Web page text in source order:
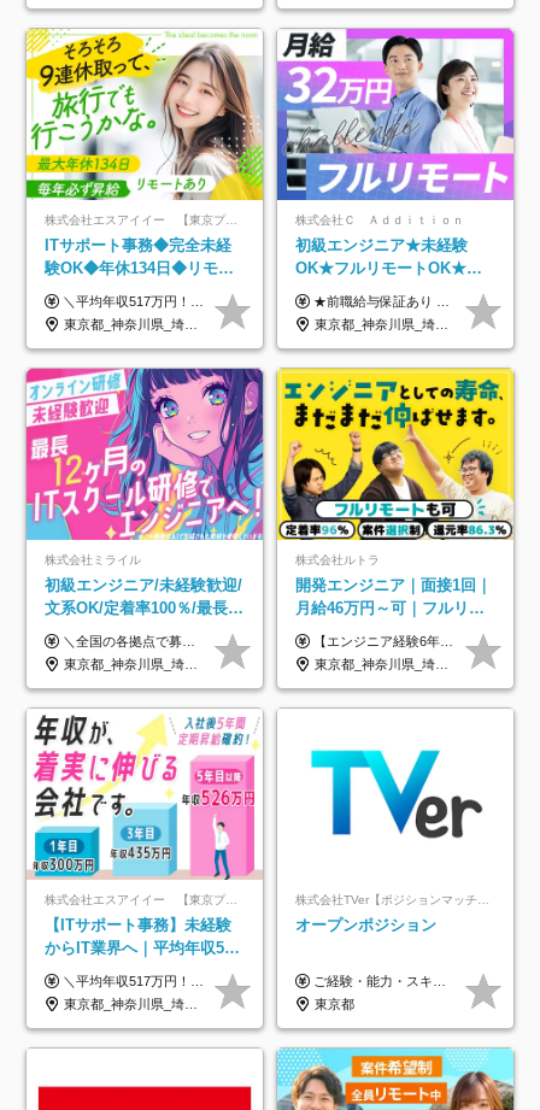
株式会社エスアイイー 【東京プロマーケット上場】
ITサポート事務◆完全未経
験OK◆年休134日◆リモー
トOK◆残業月7h以下◆賞与
年3回◆5年目まで必ず昇給
＼平均年収517万円！入社5年目まで毎年必ず昇給／ ■賞与年3回 ■年収800万円以上も可 ■入社3年以上の平均年収469.2万円 月給23万2000円以上＋賞与年3回＋各種手当 ☆入社5年目まで最大1万5000円の定期昇給を確約 ┃各種手当充実 ・規定の資格を取得すれば、2000円～5万円を毎月支給（2万4000円～60万円／年） ・研修中に取得した取得率95％の資格でも研修後の給料UP ※月給は年齢・経験・能力を考慮して、優遇いたします ※上記月給金額は固定残業代（20時間/3万1300円円以上）を含み、超過分は別途支給いたします ※試用期間（6ヶ月）は月給に変動はありますが、その他待遇に差異はありません ├入社後1ヶ月～3ヶ月間は、月給20万1900円となります └上記金額は固定残業代（10時間／1万6000円）を含み、超過分は別途支給いたします
東京都_神奈川県_埼玉県_千葉県_大阪府_愛知県_北海道_青森県_岩手県_宮城県_秋田県_山形県_福島県_茨城県_栃木県_群馬県_新潟県_山梨県_長野県_富山県_石川県_福井県_静岡県_岐阜県_三重県_兵庫県_京都府_滋賀県_奈良県_和歌山県_広島県_岡山県_鳥取県_島根県_山口県_徳島県_香川県_愛媛県_高知県_福岡県_熊本県_佐賀県_長崎県_大分県_宮崎県_鹿児島県_沖縄県
株式会社Ｃ Ａｄｄｉｔｉｏｎ
初級エンジニア★未経験
OK★フルリモートOK★月
給32万円～★残業月10h＆
年休120日以上★副業可
★前職給与保証あり ★月給32万円以上＋インセンティブあり 月給32万円以上＋インセンティブ＋各種手当 ※上記には固定残業代（月30時間・44,400円～）を含みます ※超過分は別途支給します ※試用期間はございません ★＼成果＝あなたの収入／★ 【1】案件単価ー8万円＝あなたの給与 参画したプロジェクトの案件単価から 一律8万円引いた金額があなたの給与です！ （月給例） ■1人称での構築・小規模な詳細設計 案件単価55万円ー8万円＝月給47万円（還元率85.5%） ■大型案件の設計・構築やプロジェクト管理 案件単価90万円ー8万円＝月給82万円（還元率91.1%） ‥‥‥‥‥‥‥‥‥‥‥‥‥‥‥‥‥‥ 【2】月給の他にも豊富なインセンティブあり 全員が月3～13万円のインセンティブをゲットしています！ ≪インセンティブ制度≫ 稼働している現場で増員・交代が発生し、 当社の人員を配属が決定した際に支給。 ◇C Addition正社員が参画 ：実粗利の10%／毎月 ◇協力会社所属の社員が参画：実粗利の30%／毎月 ≪リファラル制度≫ あなたの知り合いが当社のメンバーになった際に、 毎月1人あたり2万円支給します◎ ‥‥‥‥‥‥‥‥‥‥‥‥‥‥‥‥‥‥
東京都_神奈川県_埼玉県_千葉県_大阪府_愛知県_北海道_青森県_岩手県_宮城県_秋田県_山形県_福島県_茨城県_栃木県_群馬県_新潟県_山梨県_長野県_富山県_石川県_福井県_静岡県_岐阜県_三重県_兵庫県_京都府_滋賀県_奈良県_和歌山県_広島県_岡山県_鳥取県_島根県_山口県_徳島県_香川県_愛媛県_高知県_福岡県_熊本県_佐賀県_長崎県_大分県_宮崎県_鹿児島県_沖縄県
株式会社ミライル
初級エンジニア/未経験歓迎/
文系OK/定着率100％/最長1
年の自社ITスクール研修あ
り/年休130日
＼全国の各拠点で募集中！／ 給与は以下の通り、勤務地により異なります。 札幌：月給23万円～27万円 仙台：月給22万円～26万円 新潟：月給22万円～26万円 東京：月給26万円～30万円 大阪：月給24万円～29万円 福岡：月給23.5万円～27万円 沖縄：月給21万円～26万円 ◎給与は知識や経験を考慮して決定します。 ◎残業は別途全額支給します。 ◎試用期間12カ月あり（給与は以下の通りです。その他条件に変更はありません） （試用期間の給与） 札幌：月給18.6万円～ 仙台：月給19万円～ 新潟：月給18万円～ 東京：月給22万円～ 大阪：月給20.8万円～ 福岡：月給19万円～ 沖縄：月給18万円～
東京都_神奈川県_埼玉県_千葉県_大阪府_愛知県_北海道_青森県_岩手県_宮城県_秋田県_山形県_福島県_茨城県_栃木県_群馬県_新潟県_山梨県_長野県_富山県_石川県_福井県_静岡県_岐阜県_三重県_兵庫県_京都府_滋賀県_奈良県_和歌山県_広島県_岡山県_鳥取県_島根県_山口県_徳島県_香川県_愛媛県_高知県_福岡県_熊本県_佐賀県_長崎県_大分県_宮崎県_鹿児島県_沖縄県
株式会社ルトラ
開発エンジニア｜面接1回｜
月給46万円～可｜フルリモ
ートも可｜案件選択制｜定
着率96％以上｜副業OK｜住
宅手当
【エンジニア経験6年以上の方】 月給46万円～100万円（固定残業代含む） ※上記月給には月30時間分の固定残業代（月8万7,400円～月19万円）を含む。超過分は全額支給。 【エンジニア経験4年以上の方】 月給42万円～100万円（固定残業代含む） ※上記月給には月30時間分の固定残業代（月7万9,800円～月19万円）を含む。超過分は全額支給。 【エンジニア経験4年未満の方】 月給38万円～100万円（固定残業代含む） ※上記月給には月30時間分の固定残業代（月7万2,200円～月19万円）を含む。超過分は全額支給。 ※経験、スキル、前職給与などを踏まえて決定。 ◆ルトラの給与制度のポイント！◆ ・社員の95%が入社時に年収UP！最高で300万円UPの実績も ・平均還元率86.3%（交通費・住宅手当・会社負担分の社保も含む） ・人柄やポテンシャルを評価し、スキル以上の希望年収を提示することも ・退職金制度やリファラル手当（平均50万円）あり
東京都_神奈川県_埼玉県_千葉県_大阪府_愛知県_北海道_青森県_岩手県_宮城県_秋田県_山形県_福島県_茨城県_栃木県_群馬県_新潟県_山梨県_長野県_富山県_石川県_福井県_静岡県_岐阜県_三重県_兵庫県_京都府_滋賀県_奈良県_和歌山県_広島県_岡山県_鳥取県_島根県_山口県_徳島県_香川県_愛媛県_高知県_福岡県_熊本県_佐賀県_長崎県_大分県_宮崎県_鹿児島県_沖縄県
株式会社エスアイイー 【東京プロマーケット上場】
【ITサポート事務】未経験
からIT業界へ｜平均年収517
万円｜ホワイト企業認定｜
年休134日｜リモートOK
＼平均年収517万円！入社5年目まで毎年必ず昇給／ ■賞与年3回 ■年収800万円以上も可 ■入社3年以上の平均年収469.2万円 月給23万2000円以上＋賞与年3回＋各種手当 ☆入社5年目まで最大1万5000円の定期昇給を確約 ┃各種手当充実 ・規定の資格を取得すれば、2000円～5万円を毎月支給（2万4000円～60万円／年） ・研修中に取得した取得率95％の資格でも研修後の給料UP ※月給は年齢・経験・能力を考慮して、優遇いたします ※上記月給金額は固定残業代（20時間/3万1300円円以上）を含み、超過分は別途支給いたします ※試用期間（6ヶ月）は月給に変動はありますが、その他待遇に差異はありません ├入社後1ヶ月～3ヶ月間は、月給20万1900円となります └上記金額は固定残業代（10時間／1万6000円）を含み、超過分は別途支給いたします
東京都_神奈川県_埼玉県_千葉県_大阪府_愛知県_北海道_青森県_岩手県_宮城県_秋田県_山形県_福島県_茨城県_栃木県_群馬県_新潟県_山梨県_長野県_富山県_石川県_福井県_静岡県_岐阜県_三重県_兵庫県_京都府_滋賀県_奈良県_和歌山県_広島県_岡山県_鳥取県_島根県_山口県_徳島県_香川県_愛媛県_高知県_福岡県_熊本県_佐賀県_長崎県_大分県_宮崎県_鹿児島県_沖縄県
株式会社TVer【ポジションマッチ登録】
オープンポジション
ご経験・能力・スキル等により、当社基準にて優遇・相談のうえ決定いたします。
東京都